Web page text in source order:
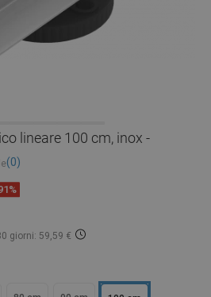
lineare 100 cm, inox -
(0)
giorni: 59,59 €